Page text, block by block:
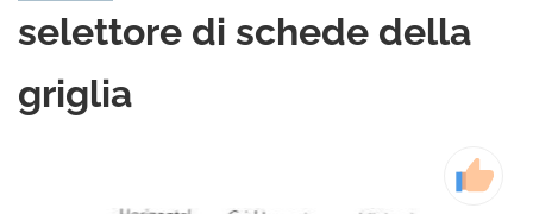
selettore di schede della
griglia